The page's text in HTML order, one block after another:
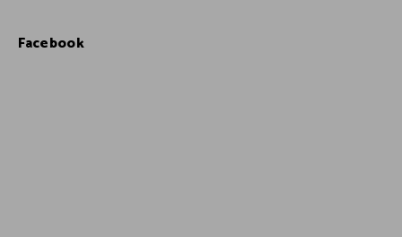
Facebook